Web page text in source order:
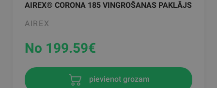
AIREX® CORONA 185 VINGROŠANAS PAKLĀJS
AIREX
No 199.59€
pievienot grozam